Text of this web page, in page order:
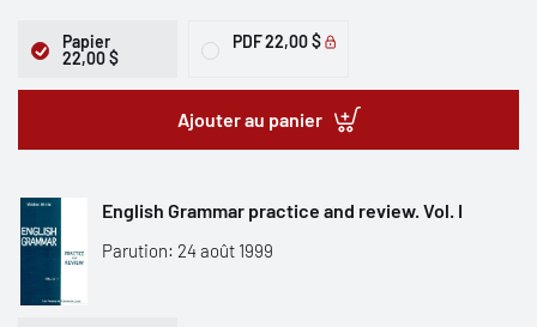
Papier
22,00 $
PDF22,00 $
Ajouter au panier
English Grammar practice and review. Vol. I
Parution: 24 août 1999